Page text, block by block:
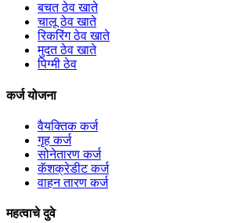
बचत ठेव खाते
चालू ठेव खाते
रिकरिंग ठेव खाते
मुदत ठेव खाते
पिग्मी ठेव
कर्ज योजना
वैयक्तिक कर्ज
गृह कर्ज
सोनेतारण कर्ज
कॅशक्रेडीट कर्ज
वाहन तारण कर्ज
महत्वाचे दुवे